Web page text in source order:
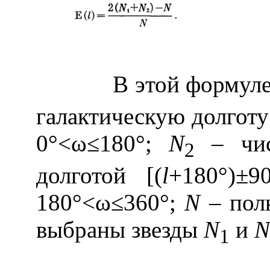
В этой
галактическую
0°<ω≤180°;N2
–
долготой [(l
180°<ω≤360°;N–
выбраны звезды N1 и N